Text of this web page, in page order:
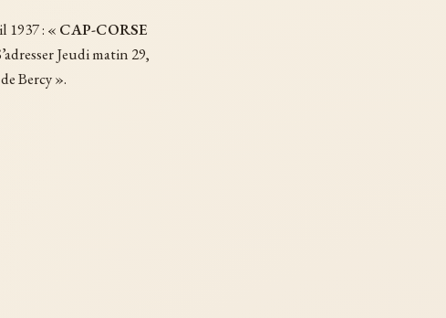
1937 : « CAP-CORSE
Jeudi matin 29,
Bercy ».